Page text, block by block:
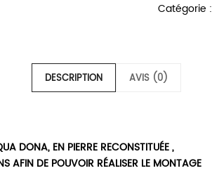
Catégorie :
DESCRIPTION AVIS (0)
DONA, EN PIERRE RECONSTITUÉE ,
AFIN DE POUVOIR RÉALISER LE MONTAGE